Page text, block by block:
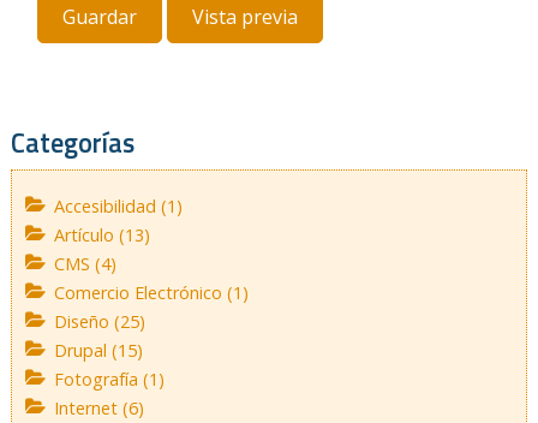
Categorías
Accesibilidad (1)
Artículo (13)
CMS (4)
Comercio Electrónico (1)
Diseño (25)
Drupal (15)
Fotografía (1)
Internet (6)